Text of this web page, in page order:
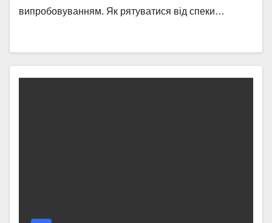
випробовуванням. Як рятуватися від спеки…